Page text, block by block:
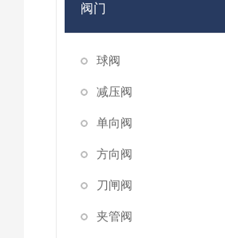
阀门
球阀
减压阀
单向阀
方向阀
刀闸阀
夹管阀